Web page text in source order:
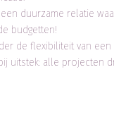
duurzame relatie
budgetten!
de flexibiliteit van
uitstek: alle projecten